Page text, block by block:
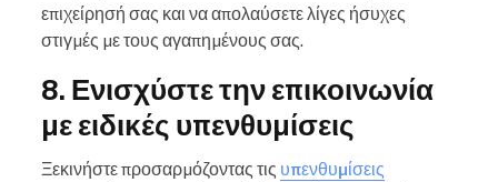
επιχείρησή σας και να απολαύσετε λίγες ήσυχες
στιγμές με τους αγαπημένους σας.
8. Ενισχύστε την επικοινωνία
με ειδικές υπενθυμίσεις
Ξεκινήστε προσαρμόζοντας τις υπενθυμίσεις